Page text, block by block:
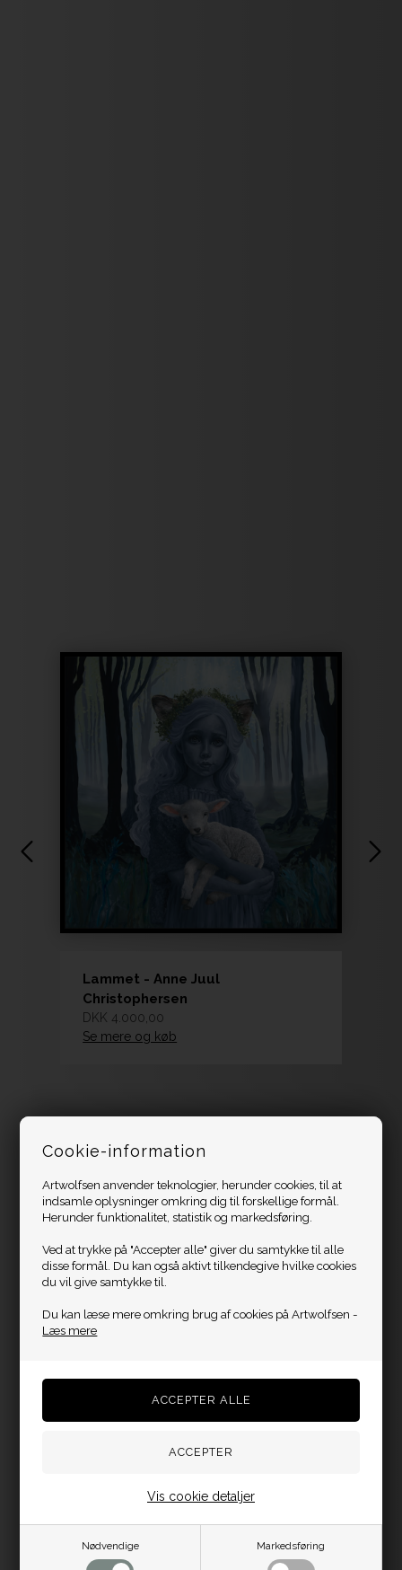
Cookie-information
Artwolfsen anvender teknologier, herunder cookies, til at
indsamle oplysninger omkring dig til forskellige formål.
Herunder funktionalitet, statistik og markedsføring.
Ved at trykke på "Accepter alle" giver du samtykke til alle
disse formål. Du kan også aktivt tilkendegive hvilke cookies
du vil give samtykke til.
Du kan læse mere omkring brug af cookies på Artwolfsen -
Læs mere
Nødvendige Markedsføring
Vis cookie detaljer
Lammet - Anne Juul
Christophersen
DKK 4.000,00
Se mere og køb